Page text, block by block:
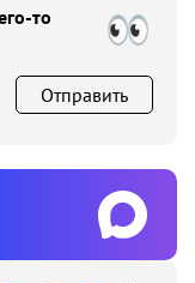
то
Отправить